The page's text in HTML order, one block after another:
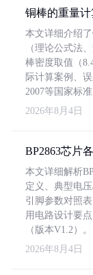
铜棒的重量
本文详细介绍
（理论公式法
棒密度取值（
际计算案例、
2007等国家标准
2026年8月4日
BP2863芯片
本文详细解析
定义、典型电
引脚参数对照
用电路设计要
（版本V1.2）。
2026年8月4日